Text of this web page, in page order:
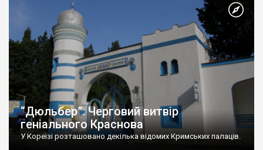
“Дюльбер”. Черговий витвір
геніального Краснова
У Кореїзі розташовано декілька відомих Кримських палаців.